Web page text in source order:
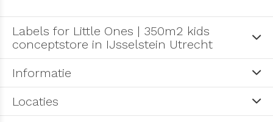
Labels for Little Ones | 350m2 kids
conceptstore in IJsselstein Utrecht
Informatie
Locaties